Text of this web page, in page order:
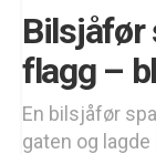
Bilsjåfør
flagg –
En bilsjåfør
gaten og